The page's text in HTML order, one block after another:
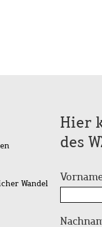
Wandel
Hier
des